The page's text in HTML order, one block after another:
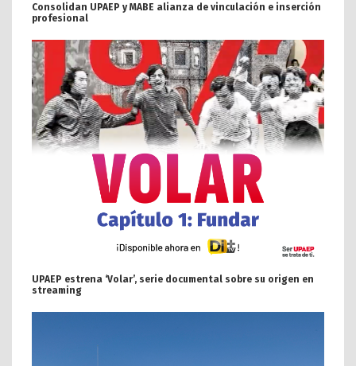
Consolidan UPAEP y MABE alianza de vinculación e inserción
profesional
UPAEP estrena ‘Volar’, serie documental sobre su origen en
streaming